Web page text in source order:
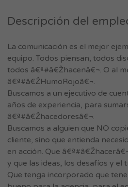
Descripción del
La comunicación es el mejor
equipo. Todos piensan, todos
todos â€ª#â€Žhacenâ€¬. O al
â€ª#â€ŽHumoRojoâ€¬.
Buscamos a un ejecutivo de
años de experiencia, para
â€ª#â€Žhacedoresâ€¬.
Buscamos a alguien que NO
cliente, sino que entienda
en acción. Que
y que las ideas, los desafíos y el
Que tenga incorporado que